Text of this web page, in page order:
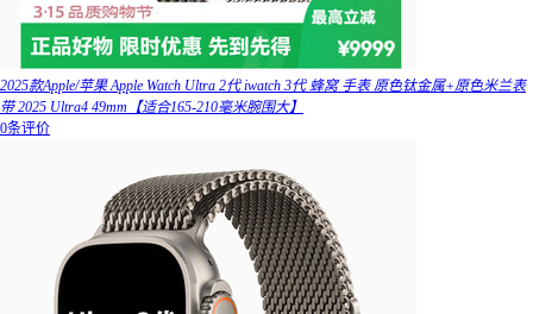
2025款Apple/苹果 Apple Watch Ultra 2代 iwatch 3代 蜂窝 手表 原色钛金属+原色米兰表
带 2025 Ultra4 49mm【适合165-210毫米腕围大】
0条评价